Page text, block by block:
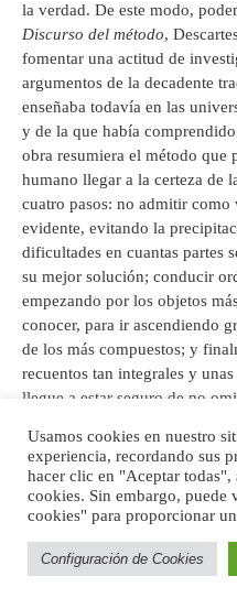
la verdad. De este modo,
Discurso del método,
fomentar una actitud de
argumentos de la decadente
enseñaba todavía en las
y de la que había
obra resumiera el método que
humano llegar a la certeza de
cuatro pasos: no admitir como
evidente, evitando la
dificultades en cuantas partes
su mejor solución; conducir
empezando por los objetos
conocer, para ir ascendiendo
de los más compuestos; y
recuentos tan integrales y
llegue a estar seguro de no
cartesiana?
LasMeditaciones metafísicas
Usamos cookies en nuestro
experiencia, recordando sus
hacer clic en "Aceptar todas",
cookies. Sin embargo, puede
cookies" para proporcionar
Configuración de Cookies